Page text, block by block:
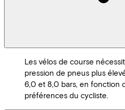
Les vélos de course
pression de pneus plus
6,0 et 8,0 bars, en fonction
préférences du cycliste.